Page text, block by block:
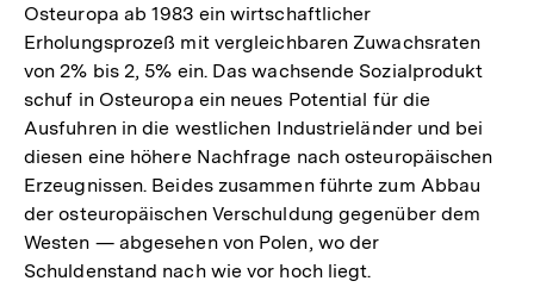
Osteuropa ab 1983 ein wirtschaftlicher
Erholungsprozeß mit vergleichbaren Zuwachsraten
von 2% bis 2, 5% ein. Das wachsende Sozialprodukt
schuf in Osteuropa ein neues Potential für die
Ausfuhren in die westlichen Industrieländer und bei
diesen eine höhere Nachfrage nach osteuropäischen
Erzeugnissen. Beides zusammen führte zum Abbau
der osteuropäischen Verschuldung gegenüber dem
Westen — abgesehen von Polen, wo der
Schuldenstand nach wie vor hoch liegt.